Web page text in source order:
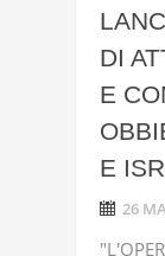
DI
E
E
26